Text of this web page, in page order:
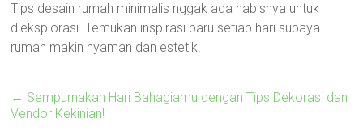
Tips desain rumah minimalis nggak ada habisnya untuk
dieksplorasi. Temukan inspirasi baru setiap hari supaya
rumah makin nyaman dan estetik!
← Sempurnakan Hari Bahagiamu dengan Tips Dekorasi dan
Vendor Kekinian!